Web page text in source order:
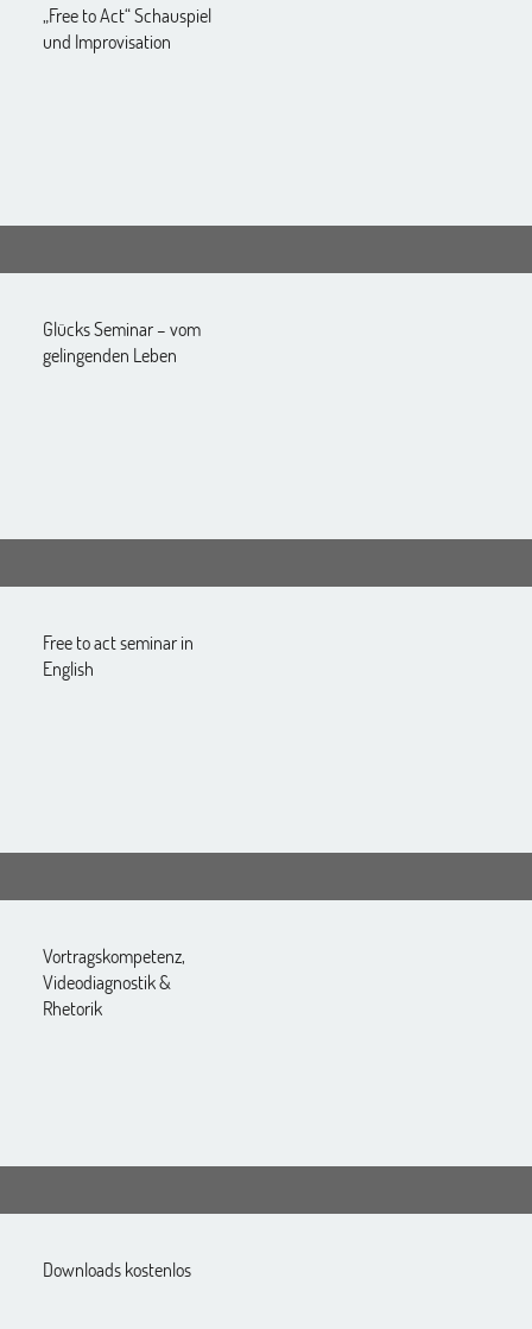
„Free to Act“ Schauspiel
und Improvisation
Glücks Seminar – vom
gelingenden Leben
Free to act seminar in
English
Vortragskompetenz,
Videodiagnostik &
Rhetorik
Downloads kostenlos